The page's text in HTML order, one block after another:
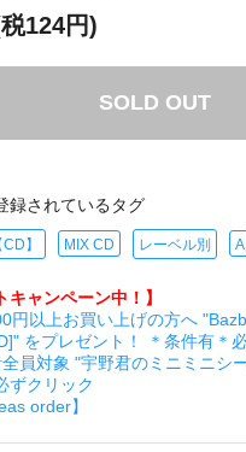
124円)
SOLD OUT
録されているタグ
CD】 MIX CD レーベル別 A
キャンペーン中！】
円以上お買い上げの方へ
をプレゼント！ ＊条件有＊
員対象 "宇野君のミニミニシ
ずクリック
order】